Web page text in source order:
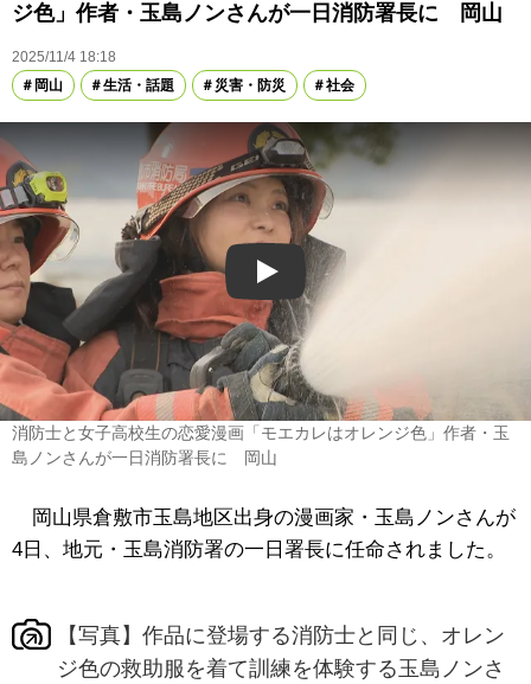
ジ色」作者・玉島ノンさんが一日消防署長に 岡山
2025/11/4 18:18
岡山
生活・話題 災害・防災 社会
Play
消防士と女子高校生の恋愛漫画「モエカレはオレンジ色」作者・玉
島ノンさんが一日消防署長に 岡山
岡山県倉敷市玉島地区出身の漫画家・玉島ノンさんが
4日、地元・玉島消防署の一日署長に任命されました。
【写真】作品に登場する消防士と同じ、オレン
ジ色の救助服を着て訓練を体験する玉島ノンさ